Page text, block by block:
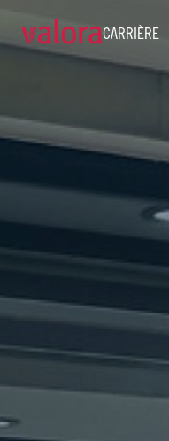
CARRIÈRE
Verkäufer cigo